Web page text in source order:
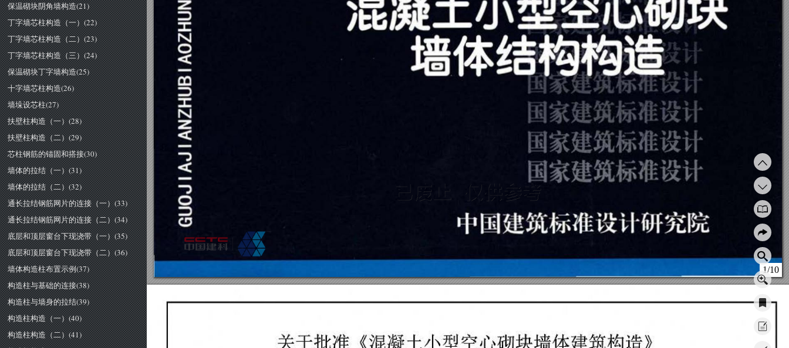
保温砌块阴角墙构造(21)
丁字墙芯柱构造（一）(22)
丁字墙芯柱构造（二）(23)
丁字墙芯柱构造（三）(24)
保温砌块丁字墙构造(25)
十字墙芯柱构造(26)
墙垛设芯柱(27)
扶壁柱构造（一）(28)
扶壁柱构造（二）(29)
芯柱钢筋的锚固和搭接(30)
墙体的拉结（一）(31)
墙体的拉结（二）(32)
通长拉结钢筋网片的连接（一）(33)
通长拉结钢筋网片的连接（二）(34)
底层和顶层窗台下现浇带（一）(35)
底层和顶层窗台下现浇带（二）(36)
墙体构造柱布置示例(37)
构造柱与基础的连接(38)
构造柱与墙身的拉结(39)
构造柱构造（一）(40)
构造柱构造（二）(41)
1/10
关于批准《混凝土小型空心砌块墙体建筑构造》